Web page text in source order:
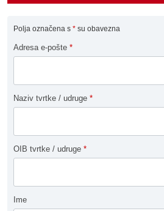
Polja označena s * su obavezna
Adresa e-pošte *
Naziv tvrtke / udruge *
OIB tvrtke / udruge *
Ime